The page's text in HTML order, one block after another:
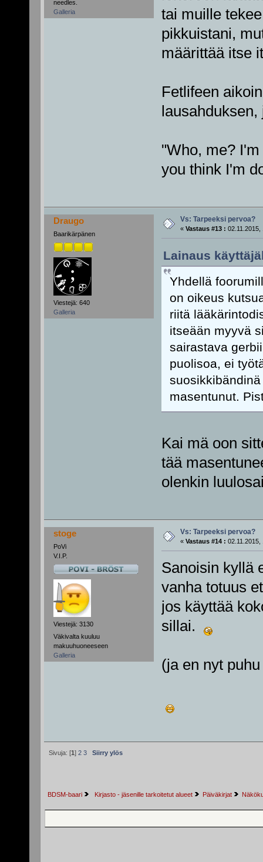
needles.
Galleria
tai muille
pikkuistani,
määrittää itse
Fetlifeen
"Who, me?
you think I'm
Draugo
Baarikärpänen
Viestejä: 640
Galleria
Vs: Tarpeeksi pervoa?
« Vastaus #13 : 02.11.2015,
Lainaus
Yhdellä
on oikeus
riitä
itseään myyvä
sairastava
puolisoa, ei
masentunut.
Kai mä oon
tää
olenkin
stoge
PoVi
V.I.P.
Viestejä: 3130
Väkivalta kuuluu
makuuhuoneeseen
Galleria
Vs: Tarpeeksi pervoa?
« Vastaus #14 : 02.11.2015,
Sanoisin kyllä
vanha totuus
jos käyttää
sillai.
(ja en nyt
Sivuja: [1] 2 3 Siirry ylös
BDSM-baari Kirjasto - jäsenille tarkoitetut alueet Päiväkirjat